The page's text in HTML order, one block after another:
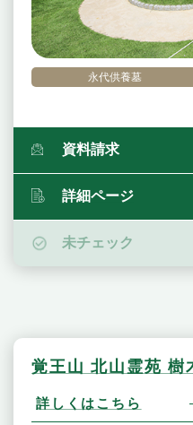
永代供養墓
資料請求
詳細ページ
未チェック
覚王山 北山霊苑 樹
詳しくはこちら